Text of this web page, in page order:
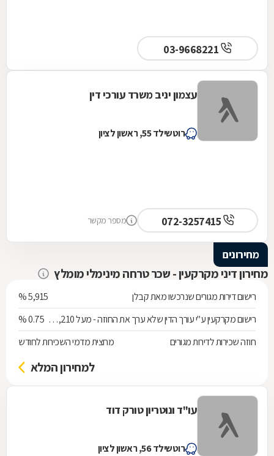
עצמון יניב משרד עורכי דין
רוטשילד 55, ראשון לציון
מספר מקשר
מחירונים
מחירון דיני מקרקעין - שכר טרחה מינימלי מומלץ
רישום דירות מגורים שנרכשו מאת קבלן
5,915 %
רישום מקרקעין ע"י עורך הדין שלא ערך את החוזה - מעל 538,210 ש"ח 0.75 %
חוזה שכירות לדירות מגורים
מחצית מדמי השכירות לחודש
למחירון המלא
עו"ד ונוטריון טורק דוד
רוטשילד 56, ראשון לציון